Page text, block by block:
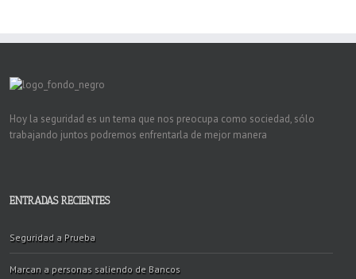
Hoy la seguridad es un tema que nos preocupa como sociedad, sólo
trabajando juntos podremos enfrentarla de mejor manera
ENTRADAS RECIENTES
Seguridad a Prueba
Marcan a personas saliendo de Bancos